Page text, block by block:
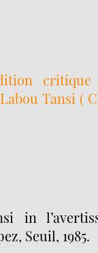
Tansi (
in
Seuil, 1985.